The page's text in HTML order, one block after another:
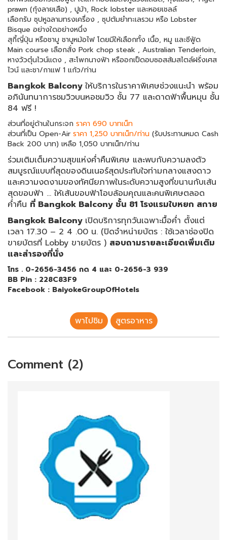
prawn (กุ้งลายเสือ) , ปูม้า, Rock lobster และหอยเชลล์
เลือกรับ ซุปหูฉลามทรงเครื่อง , ซุปต้มยำทะเลรวม หรือ Lobster
Bisque อย่างใดอย่างหนึ่ง
สุกี้ญี่ปุ่น หรือชาบู ชาบูหม้อไฟ โดยมีให้เลือกทั้ง เนื้อ, หมู และซีฟู้ด
Main course เลือกสั่ง Pork chop steak , Australian Tenderloin,
หางวัวตุ๋นไวน์แดง , สะโพกนางฟ้า หรืออกเป็ดอบซอสส้มสไตล์ฝรั่งเศส
ไวน์ และชา/กาแฟ 1 แก้ว/ท่าน
Bangkok Balconyให้บริการในราคาพิเศษช่วงแนะนำ พร้อม
อภินันทนาการชมวิวบนหอชมวิว ชั้น 77 และดาดฟ้าพื้นหมุน ชั้น
84 ฟรี !
ส่วนที่อยู่ด้านในกระจก ราคา 690 บาทเน็ท
ส่วนที่เป็น Open-Air ราคา 1,250 บาทเน็ท/ท่าน (รับประทานหมด Cash
Back 200 บาท) เหลือ 1,050 บาทเน็ท/ท่าน
ร่วมเติมเต็มความสุขแห่งค่ำคืนพิเศษ และพบกับความลงตัว
สมบูรณ์แบบที่สุดของดินเนอร์สุดประทับใจท่ามกลางแสงดาว
และความงดงามของทัศนียภาพในระดับความสูงที่ขนานกับเส้น
สุดขอบฟ้า … ให้เส้นขอบฟ้าโอบล้อมคุณและคนพิเศษตลอด
ค่ำคืน ที่ Bangkok Balcony ชั้น 81 โรงแรมใบหยก สกาย
Bangkok Balcony เปิดบริการทุกวันเฉพาะมื้อค่ำ ตั้งแต่
เวลา 17.30 – 2 4 .00 น. (ปิดจำหน่ายบัตร : ใช้เวลาช่องปิด
ขายบัตรที่ Lobby ขายบัตร ) สอบถามรายละเอียดเพิ่มเติม
และสำรองที่นั่ง
โทร . 0-2656-3456 กด 4 และ 0-2656-3 939
BB Pin : 228C83F9
Facebook : BaiyokeGroupOfHotels
พาไปชิม สูตรอาหาร
Comment (2)